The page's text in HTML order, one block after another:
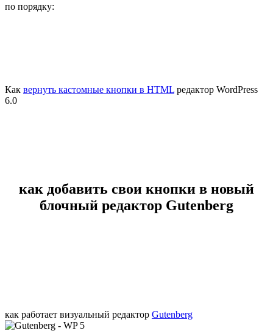
по порядку:
Как вернуть кастомные кнопки в HTML редактор WordPress
6.0
как добавить свои кнопки в новый
блочный редактор Gutenberg
как работает визуальный редактор Gutenberg